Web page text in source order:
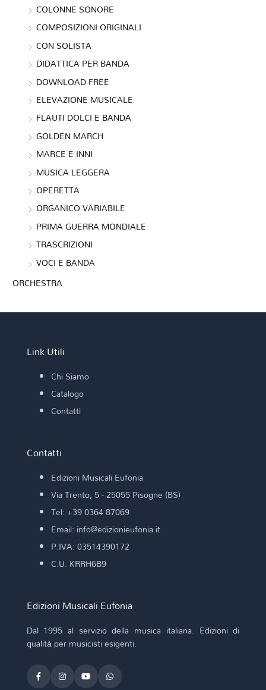
COLONNE SONORE
COMPOSIZIONI ORIGINALI
CON SOLISTA
DIDATTICA PER BANDA
DOWNLOAD FREE
ELEVAZIONE MUSICALE
FLAUTI DOLCI E BANDA
GOLDEN MARCH
MARCE E INNI
MUSICA LEGGERA
OPERETTA
ORGANICO VARIABILE
PRIMA GUERRA MONDIALE
TRASCRIZIONI
VOCI E BANDA
ORCHESTRA
Link Utili
Chi Siamo
Catalogo
Contatti
Contatti
Edizioni Musicali Eufonia
Via Trento, 5 - 25055 Pisogne (BS)
Tel: +39 0364 87069
Email: info@edizionieufonia.it
P.IVA: 03514390172
C.U. KRRH6B9
Edizioni Musicali Eufonia
Dal 1995 al servizio della musica italiana. Edizioni di
qualità per musicisti esigenti.